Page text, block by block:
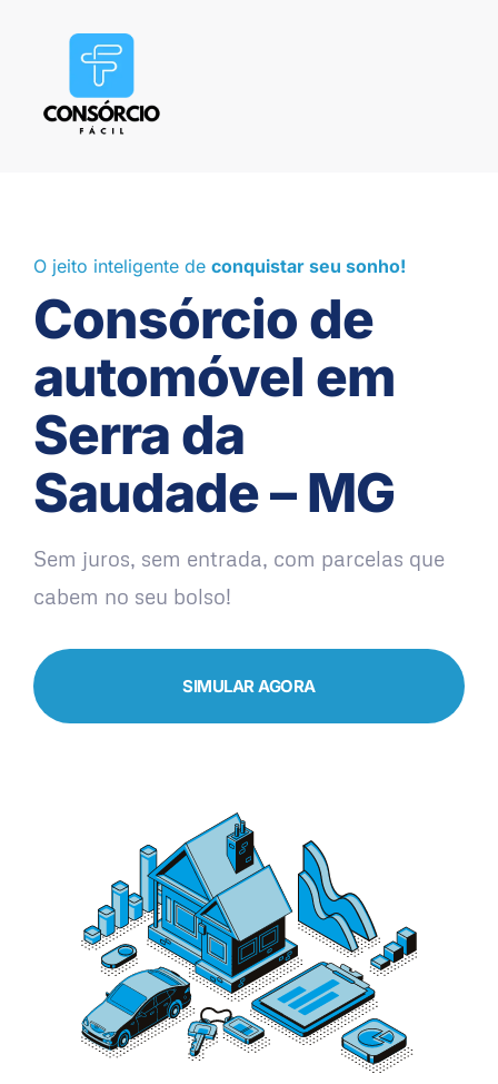
O jeito inteligente de conquistar seu sonho!
Consórcio de
automóvel em
Serra da
Saudade – MG
Sem juros, sem entrada, com parcelas que
cabem no seu bolso!
SIMULAR AGORA